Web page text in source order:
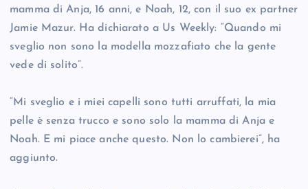
mamma di Anja, 16 anni, e Noah, 12, con il suo ex partner
Jamie Mazur. Ha dichiarato a Us Weekly: “Quando mi
sveglio non sono la modella mozzafiato che la gente
vede di solito”.
“Mi sveglio e i miei capelli sono tutti arruffati, la mia
pelle è senza trucco e sono solo la mamma di Anja e
Noah. E mi piace anche questo. Non lo cambierei”, ha
aggiunto.